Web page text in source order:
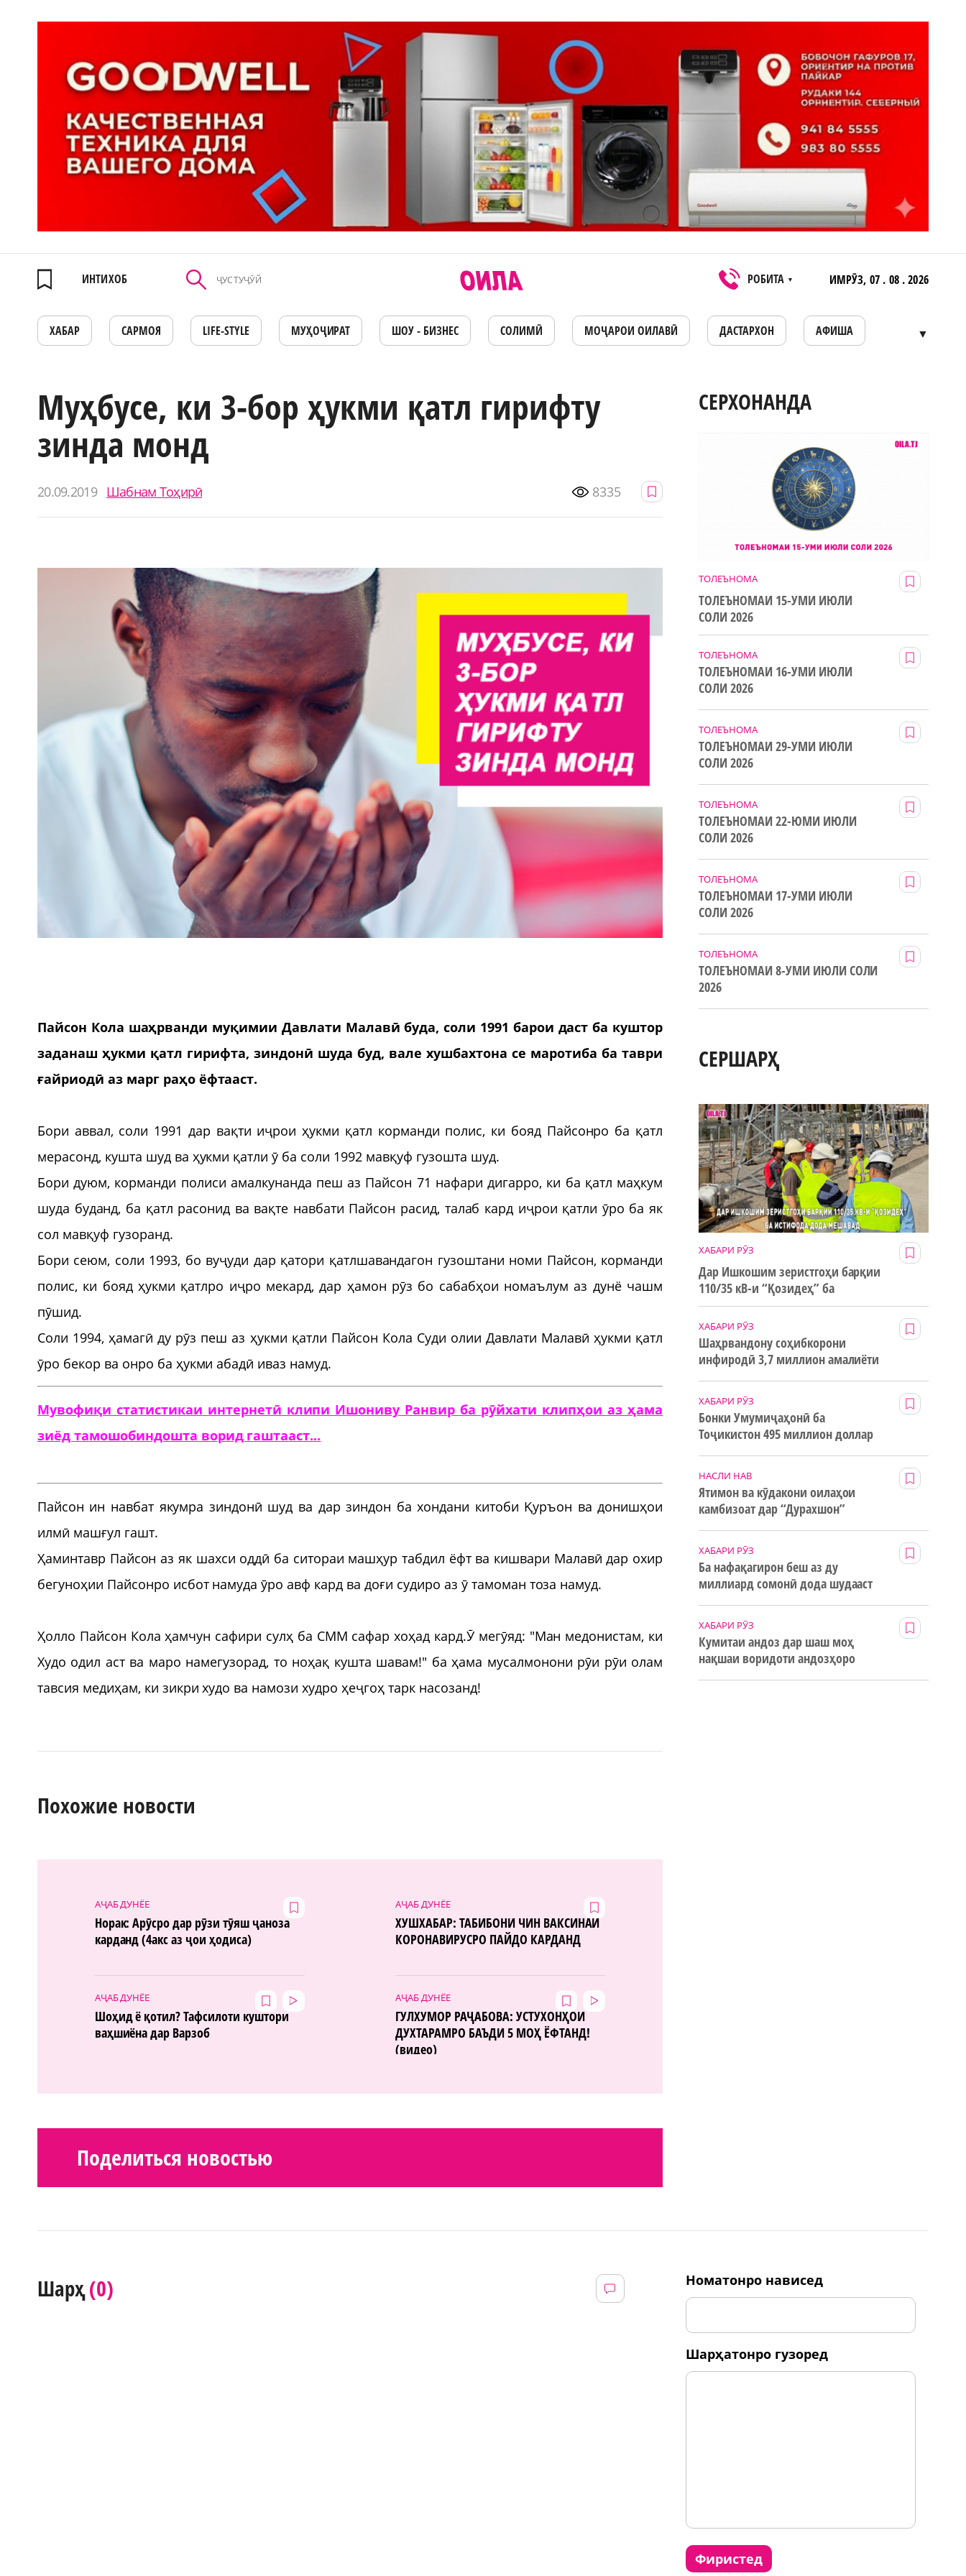
ИНТИХОБ РОБИТА ▼ ИМРӮЗ, 07 . 08 . 2026
ХАБАР САРМОЯ LIFE-STYLE МУҲОҶИРАТ ШОУ - БИЗНЕС СОЛИМӢ МОҶАРОИ ОИЛАВӢ ДАСТАРХОН АФИША ▼
Муҳбусе, ки 3-бор ҳукми қатл гирифту
зинда монд
20.09.2019 Шабнам Тоҳирӣ 8335
Пайсон Кола шаҳрванди муқимии Давлати Малавӣ буда, соли 1991 барои даст ба куштор
заданаш ҳукми қатл гирифта, зиндонӣ шуда буд, вале хушбахтона се маротиба ба таври
ғайриодӣ аз марг раҳо ёфтааст.
Бори аввал, соли 1991 дар вақти иҷрои ҳукми қатл корманди полис, ки бояд Пайсонро ба қатл
мерасонд, кушта шуд ва ҳукми қатли ӯ ба соли 1992 мавқуф гузошта шуд.
Бори дуюм, корманди полиси амалкунанда пеш аз Пайсон 71 нафари дигарро, ки ба қатл маҳкум
шуда буданд, ба қатл расонид ва вақте навбати Пайсон расид, талаб кард иҷрои қатли ӯро ба як
сол мавқуф гузоранд.
Бори сеюм, соли 1993, бо вуҷуди дар қатори қатлшавандагон гузоштани номи Пайсон, корманди
полис, ки бояд ҳукми қатлро иҷро мекард, дар ҳамон рӯз бо сабабҳои номаълум аз дунё чашм
пӯшид.
Соли 1994, ҳамагӣ ду рӯз пеш аз ҳукми қатли Пайсон Кола Суди олии Давлати Малавӣ ҳукми қатл
ӯро бекор ва онро ба ҳукми абадӣ иваз намуд.
Мувофиқи статистикаи интернетӣ клипи Ишониву Ранвир ба рӯйхати клипҳои аз ҳама
зиёд тамошобиндошта ворид гаштааст...
Пайсон ин навбат якумра зиндонӣ шуд ва дар зиндон ба хондани китоби Қуръон ва донишҳои
илмӣ машғул гашт.
Ҳаминтавр Пайсон аз як шахси оддӣ ба ситораи машҳур табдил ёфт ва кишвари Малавӣ дар охир
бегуноҳии Пайсонро исбот намуда ӯро авф кард ва доғи судиро аз ӯ тамоман тоза намуд.
Ҳолло Пайсон Кола ҳамчун сафири сулҳ ба СММ сафар хоҳад кард.Ӯ мегӯяд: "Ман медонистам, ки
Худо одил аст ва маро намегузорад, то ноҳақ кушта шавам!" ба ҳама мусалмонони рӯи рӯи олам
тавсия медиҳам, ки зикри худо ва намози худро ҳеҷгоҳ тарк насозанд!
Похожие новости
АҶАБ ДУНЁЕ
Норак: Арӯсро дар рӯзи тӯяш ҷаноза
карданд (4акс аз ҷои ҳодиса)
АҶАБ ДУНЁЕ
ХУШХАБАР: ТАБИБОНИ ЧИН ВАКСИНАИ
КОРОНАВИРУСРО ПАЙДО КАРДАНД
АҶАБ ДУНЁЕ
Шоҳид ё қотил? Тафсилоти куштори
ваҳшиёна дар Варзоб
АҶАБ ДУНЁЕ
ГУЛХУМОР РАҶАБОВА: УСТУХОНҲОИ
ДУХТАРАМРО БАЪДИ 5 МОҲ ЁФТАНД!
(видео)
Поделиться новостью
СЕРХОНАНДА
ТОЛЕЪНОМА
ТОЛЕЪНОМАИ 15-УМИ ИЮЛИ
СОЛИ 2026
ТОЛЕЪНОМА
ТОЛЕЪНОМАИ 16-УМИ ИЮЛИ
СОЛИ 2026
ТОЛЕЪНОМА
ТОЛЕЪНОМАИ 29-УМИ ИЮЛИ
СОЛИ 2026
ТОЛЕЪНОМА
ТОЛЕЪНОМАИ 22-ЮМИ ИЮЛИ
СОЛИ 2026
ТОЛЕЪНОМА
ТОЛЕЪНОМАИ 17-УМИ ИЮЛИ
СОЛИ 2026
ТОЛЕЪНОМА
ТОЛЕЪНОМАИ 8-УМИ ИЮЛИ СОЛИ
2026
СЕРШАРҲ
ХАБАРИ РӮЗ
Дар Ишкошим зеристгоҳи барқии
110/35 кВ-и “Қозидеҳ” ба
истифода дода мешавад
ХАБАРИ РӮЗ
Шаҳрвандону соҳибкорони
инфиродӣ 3,7 миллион амалиёти
ХАБАРИ РӮЗ
Бонки Умумиҷаҳонӣ ба
Тоҷикистон 495 миллион доллар
НАСЛИ НАВ
Ятимон ва кӯдакони оилаҳои
камбизоат дар “Дурахшон”
ХАБАРИ РӮЗ
Ба нафақагирон беш аз ду
миллиард сомонӣ дода шудааст
ХАБАРИ РӮЗ
Кумитаи андоз дар шаш моҳ
нақшаи воридоти андозҳоро
Шарҳ(0) номатонро нависед
шарҳатонро гузоред
фиристед